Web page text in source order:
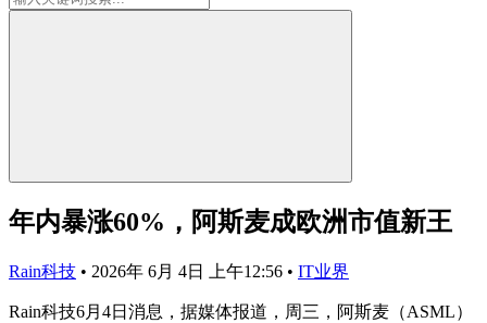
年内暴涨60%，阿斯麦成欧洲市值新王
Rain科技 • 2026年 6月 4日 上午12:56 • IT业界
Rain科技6月4日消息，据媒体报道，周三，阿斯麦（ASML）